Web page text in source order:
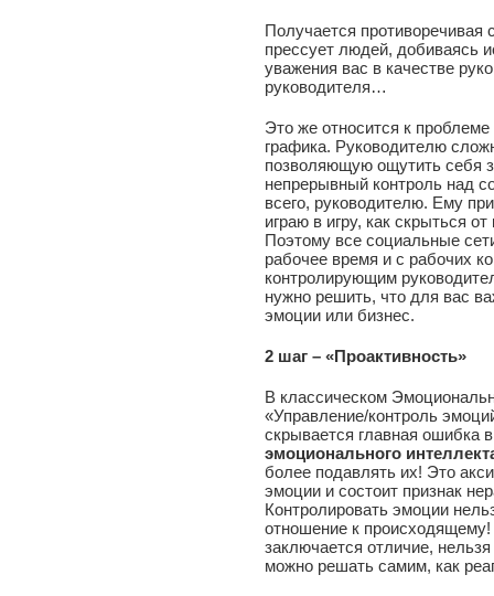
Получается
прессует людей, добиваясь
уважения вас в качестве
руководителя…
Это же относится к
графика. Руководителю
позволяющую ощутить себя
непрерывный контроль над
всего, руководителю. Ему
играю в игру, как скрыться
Поэтому все социальные
рабочее время и с рабочих
контролирующим
нужно решить, что для вас
эмоции или бизнес.
2 шаг – «Проактивность»
В классическом
«Управление/контроль
скрывается главная ошибка
эмоционального
более подавлять их! Это
эмоции и состоит признак
Контролировать эмоции
отношение к
заключается отличие,
можно решать самим, как